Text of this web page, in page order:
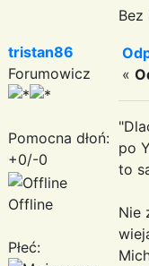
tristan86
Forumowicz
Pomocna dłoń:
+0/-0
Offline
Płeć:
«
po
to
Nie